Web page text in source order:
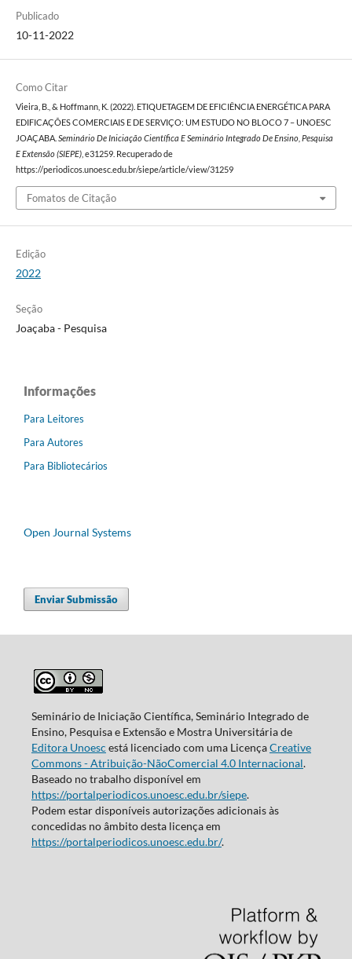
Publicado
10-11-2022
Como Citar
Vieira, B., & Hoffmann, K. (2022). ETIQUETAGEM DE EFICIÊNCIA ENERGÉTICA PARA
EDIFICAÇÕES COMERCIAIS E DE SERVIÇO: UM ESTUDO NO BLOCO 7 – UNOESC
JOAÇABA.Seminário De Iniciação Científica E Seminário Integrado De Ensino, Pesquisa
E Extensão (SIEPE), e31259. Recuperado de
https://periodicos.unoesc.edu.br/siepe/article/view/31259
Fomatos de Citação
Edição
2022
Seção
Joaçaba - Pesquisa
Informações
Para Leitores
Para Autores
Para Bibliotecários
Open Journal Systems
Enviar Submissão
Seminário de Iniciação Científica, Seminário Integrado de
Ensino, Pesquisa e Extensão e Mostra Universitária de
Editora Unoesc está licenciado com uma LicençaCreative
Commons - Atribuição-NãoComercial 4.0 Internacional.
Baseado no trabalho disponível em
https://portalperiodicos.unoesc.edu.br/siepe.
Podem estar disponíveis autorizações adicionais às
concedidas no âmbito desta licença em
https://portalperiodicos.unoesc.edu.br/.